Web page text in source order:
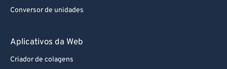
Conversor de unidades
Aplicativos da Web
Criador de colagens